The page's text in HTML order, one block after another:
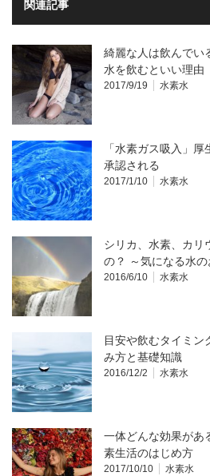
関連記事
綺麗な人は飲んでい
水を飲むといい理由
2017/9/19 水素水
「水素ガス吸入」
承認される
2017/1/10 水素水
シリカ、水素、カリ
の？ ～気になる水の
2016/6/10 水素水
目安や飲むタイミン
み方と基礎知識
2016/12/2 水素水
一体どんな効果があ
素生活のはじめ方
2017/10/10 水素水